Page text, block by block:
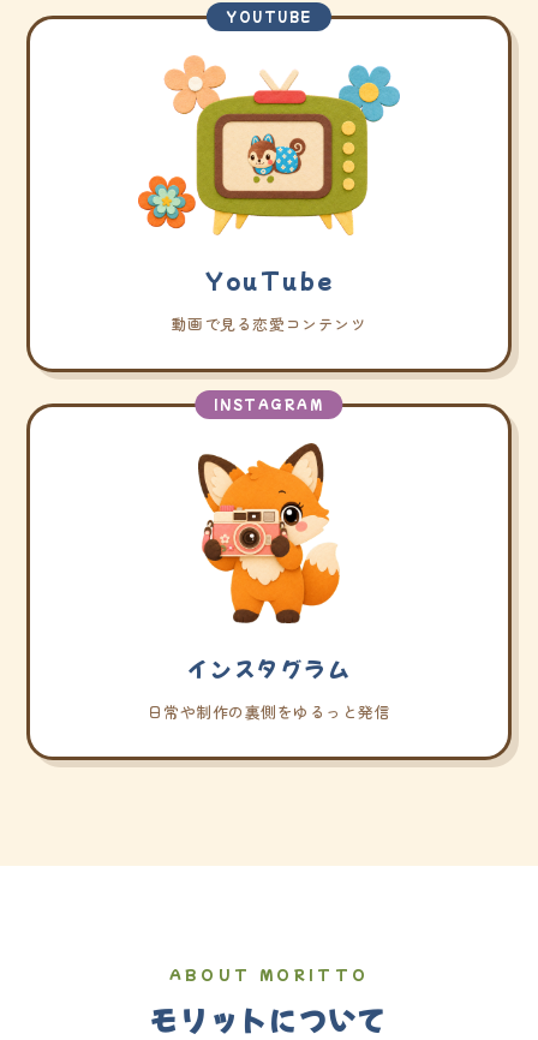
YOUTUBE
YouTube
動画で見る恋愛コンテンツ
INSTAGRAM
インスタグラム
日常や制作の裏側をゆるっと発信
ABOUT MORITTO
モリットについて